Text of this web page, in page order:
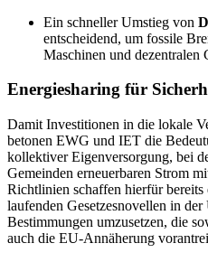
Ein schneller Umstieg von
entscheidend, um fossile
Maschinen und dezentralen
Energiesharing für
Damit Investitionen in die lokale
betonen EWG und IET die
kollektiver Eigenversorgung, bei
Gemeinden erneuerbaren Strom
Richtlinien schaffen hierfür
laufenden Gesetzesnovellen in
Bestimmungen umzusetzen, die
auch die EU-Annäherung